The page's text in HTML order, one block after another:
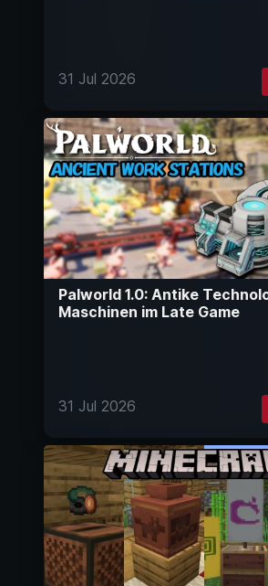
31 Jul 2026
Palworld 1.0: Antike
Maschinen im Late Game
31 Jul 2026